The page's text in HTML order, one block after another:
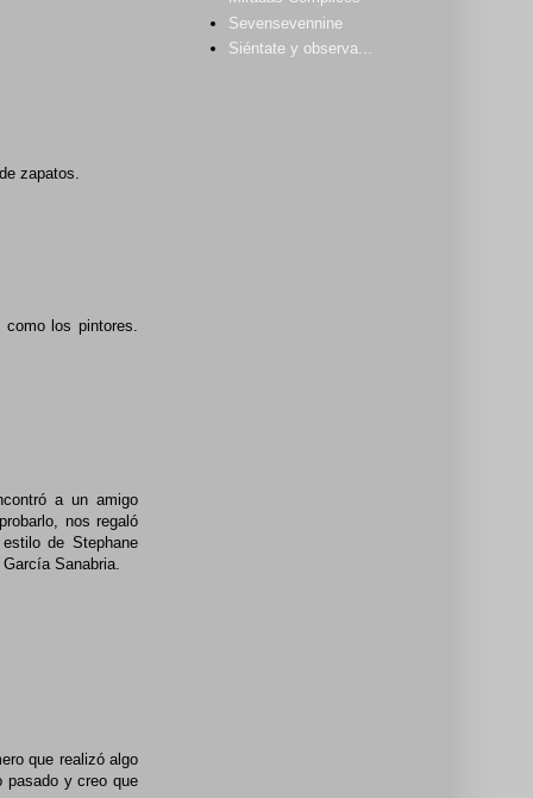
zapatos.
los pintores.
a un amigo
nos regaló
de Stephane
Sanabria.
que realizó algo
pasado y creo que
Sevensevennine
Siéntate y observa...